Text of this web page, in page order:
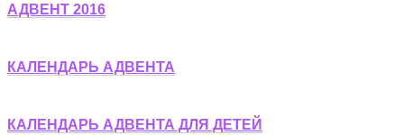
АДВЕНТ 2016
КАЛЕНДАРЬ АДВЕНТА
КАЛЕНДАРЬ АДВЕНТА ДЛЯ ДЕТЕЙ